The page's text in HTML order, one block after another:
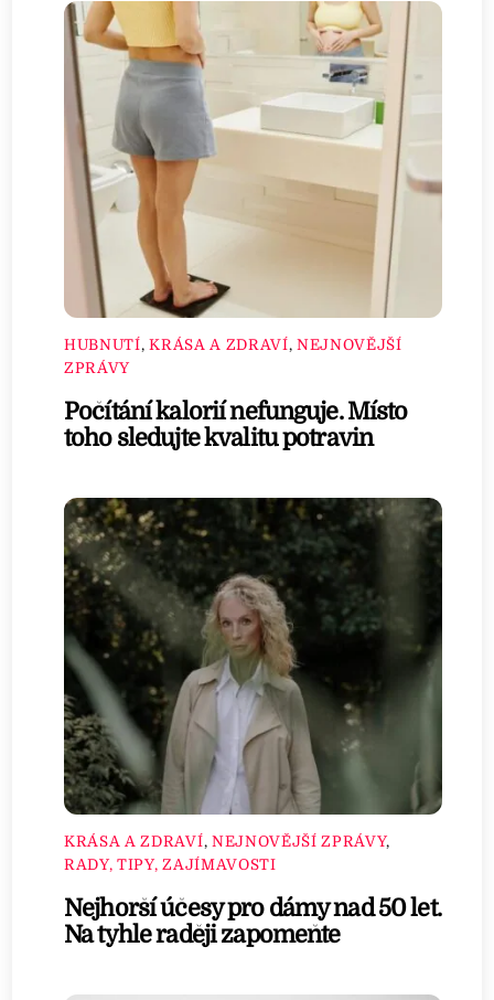
HUBNUTÍ,KRÁSA A ZDRAVÍ, NEJNOVĚJŠÍ
ZPRÁVY
Počítání kalorií nefunguje. Místo
toho sledujte kvalitu potravin
KRÁSA A ZDRAVÍ, NEJNOVĚJŠÍ ZPRÁVY,
RADY, TIPY, ZAJÍMAVOSTI
Nejhorší účesy pro dámy nad 50 let.
Na tyhle raději zapomeňte